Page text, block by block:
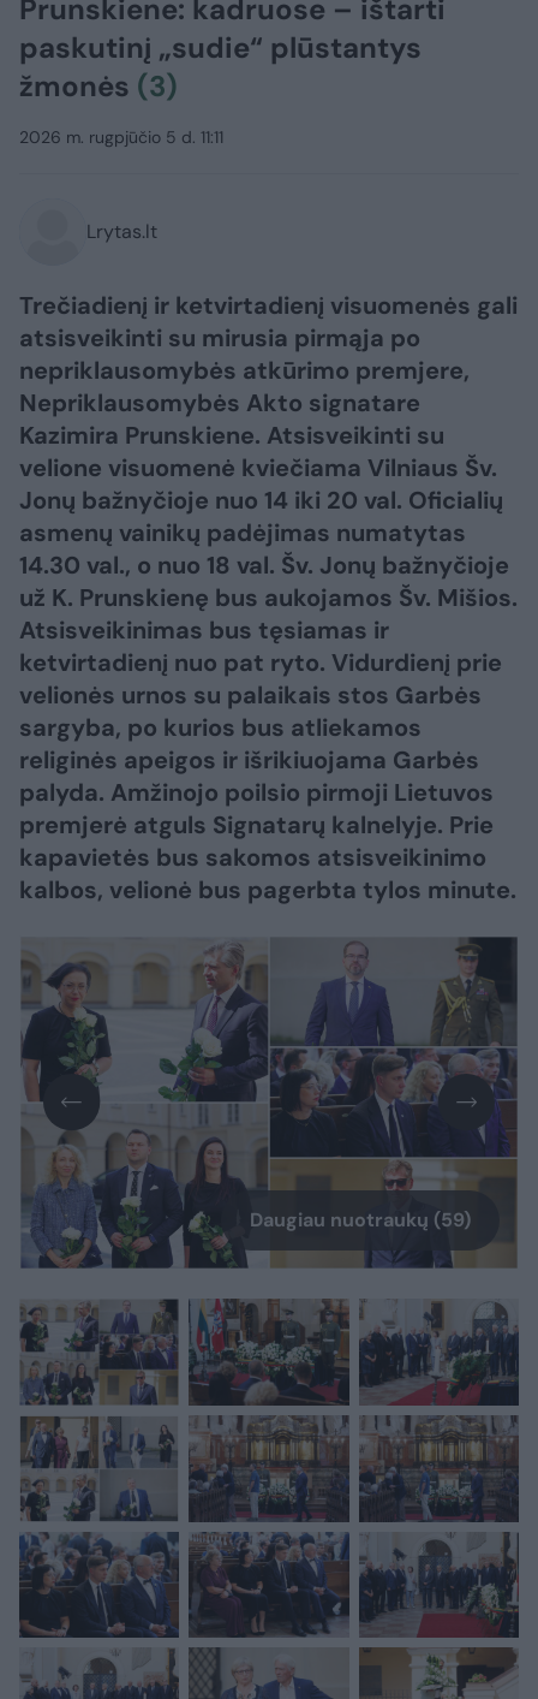
Prunskiene: kadruose – ištarti
paskutinį „sudie“ plūstantys
žmonės (3)
2026 m. rugpjūčio 5 d. 11:11
Lrytas.lt
Trečiadienį ir ketvirtadienį visuomenės gali
atsisveikinti su mirusia pirmąja po
nepriklausomybės atkūrimo premjere,
Nepriklausomybės Akto signatare
Kazimira Prunskiene. Atsisveikinti su
velione visuomenė kviečiama Vilniaus Šv.
Jonų bažnyčioje nuo 14 iki 20 val. Oficialių
asmenų vainikų padėjimas numatytas
14.30 val., o nuo 18 val. Šv. Jonų bažnyčioje
už K. Prunskienę bus aukojamos Šv. Mišios.
Atsisveikinimas bus tęsiamas ir
ketvirtadienį nuo pat ryto. Vidurdienį prie
velionės urnos su palaikais stos Garbės
sargyba, po kurios bus atliekamos
religinės apeigos ir išrikiuojama Garbės
palyda. Amžinojo poilsio pirmoji Lietuvos
premjerė atguls Signatarų kalnelyje. Prie
kapavietės bus sakomos atsisveikinimo
kalbos, velionė bus pagerbta tylos minute.
Daugiau nuotraukų (59)